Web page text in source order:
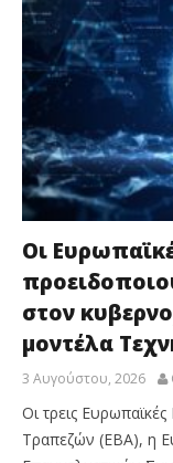
Οι
στον
μοντέλα
3 Αυγούστου, 2026
Οι τρεις
Τραπεζών (EBA), η